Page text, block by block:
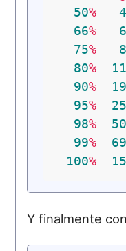
50%
66%
75%
80%
90%
95%
98%
99%
100%
Y finalmente